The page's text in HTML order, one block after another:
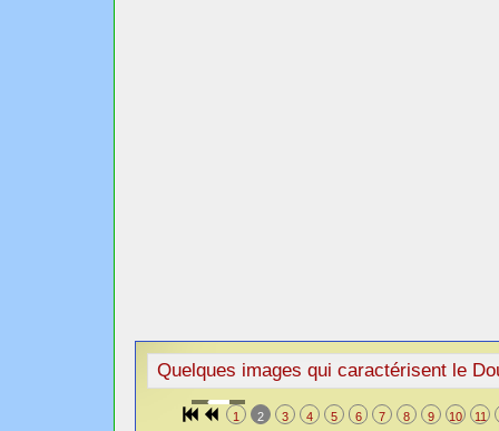
Quelques images qui caractérisent le
1 2 3 4 5 6 7 8 9 10 11